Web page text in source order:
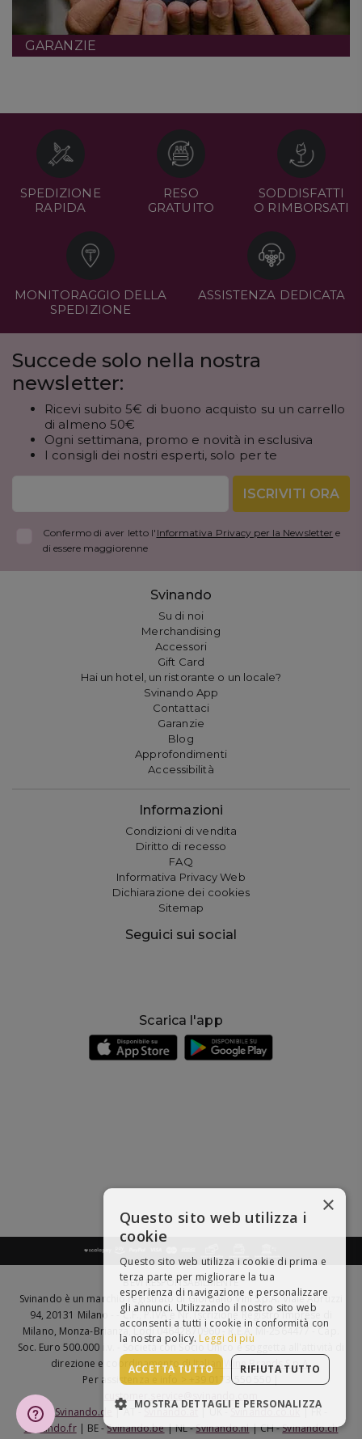
GARANZIE
SPEDIZIONE
RAPIDA
RESO
GRATUITO
SODDISFATTI
O RIMBORSATI
MONITORAGGIO DELLA
SPEDIZIONE
ASSISTENZA DEDICATA
Succede solo nella nostra
newsletter:
Ricevi subito 5€ di buono acquisto su un carrello
di almeno 50€
Ogni settimana, promo e novità in esclusiva
I consigli dei nostri esperti, solo per te
ISCRIVITI ORA
Confermo di aver letto l' Informativa Privacy per la Newsletter e
di essere maggiorenne
Svinando
Su di noi
Merchandising
Accessori
Gift Card
Hai un hotel, un ristorante o un locale?
Svinando App
Contattaci
Garanzie
Blog
Approfondimenti
Accessibilità
Informazioni
Condizioni di vendita
Diritto di recesso
FAQ
Informativa Privacy Web
Dichiarazione dei cookies
Sitemap
Seguici sui social
Scarica l'app
BEVI RESPONSABILMENTE
Svinando è un marchio registrato di Giordano Vini S.p.A. Viale Abruzzi
94, 20131 Milano - - C.F., P.IVA e Nr. Iscrizione Registro Imprese di
Milano, Monza-Brianza, Lodi 04642870960 - R.E.A. MI-2564477 - Cap.
Soc. Euro 500.000 i.v. - Società con Socio Unico e soggetta all'attività di
direzione e coordinamento diItalian Wine Brands S.p.A.
Per assistenza e info > +39 0173 550 550 |
customer.service@svinando.com
DE -Svinando.de | AT -Svinando.at | UK - Svinando.co.uk| FR -
Svinando.fr| BE -Svinando.be| NL -Svinando.nl| CH -Svinando.ch
×
Questo sito web utilizza i
cookie
Questo sito web utilizza i cookie di prima e
terza parte per migliorare la tua
esperienza di navigazione e personalizzare
gli annunci. Utilizzando il nostro sito web
acconsenti a tutti i cookie in conformità con
la nostra policy. Leggi di più
ACCETTA TUTTO RIFIUTA TUTTO
MOSTRA DETTAGLI E PERSONALIZZA
STRETTAMENTE NECESSARI